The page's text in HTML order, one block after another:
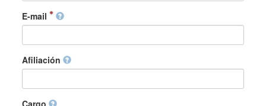
E-mail
Afiliación
Cargo